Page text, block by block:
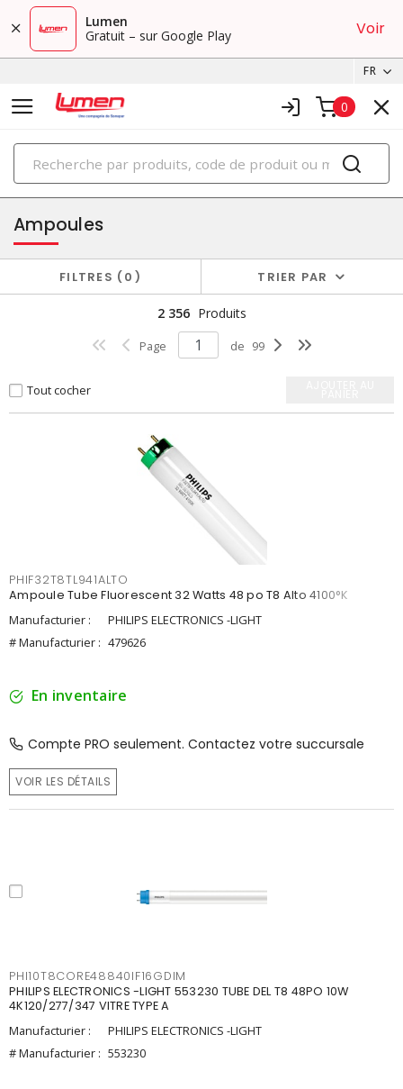
Lumen
Gratuit – sur Google Play
Voir
FR
0
PRODUITS
éclairage
Ampoules
FILTRES 0 TRIER PAR
2 356 Produits
Page de 99
Tout cocher
PHIF32T8TL941ALTO
Ampoule Tube Fluorescent 32 Watts 48 po T8 Alto 4100°K
Manufacturier :
PHILIPS ELECTRONICS -LIGHT
# Manufacturier : 479626
En inventaire
Compte PRO seulement. Contactez votre succursale
VOIR LES DÉTAILS
PHI10T8CORE48840IF16GDIM
PHILIPS ELECTRONICS -LIGHT 553230 TUBE DEL T8 48PO 10W
4K120/277/347 VITRE TYPE A
Manufacturier :
PHILIPS ELECTRONICS -LIGHT
# Manufacturier : 553230